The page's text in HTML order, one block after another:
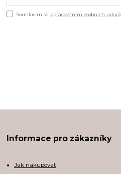
Souhlasím se zpracováním osobních údajů
Informace pro zákazníky
Jak nakupovat